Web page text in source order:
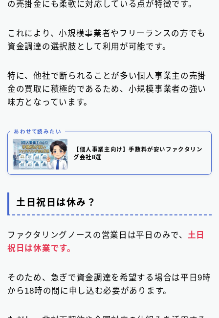
の売掛金にも柔軟に対応している点が特徴です。
これにより、小規模事業者やフリーランスの方でも
資金調達の選択肢として利用が可能です。
特に、他社で断られることが多い個人事業主の売掛
金の買取に積極的であるため、小規模事業者の強い
味方となっています。
あわせて読みたい
【個人事業主向け】手数料が安いファクタリン
グ会社8選
土日祝日は休み？
ファクタリングノースの営業日は平日のみで、 土日
祝日は休業です。
そのため、急ぎで資金調達を希望する場合は平日9時
から18時の間に申し込む必要があります。